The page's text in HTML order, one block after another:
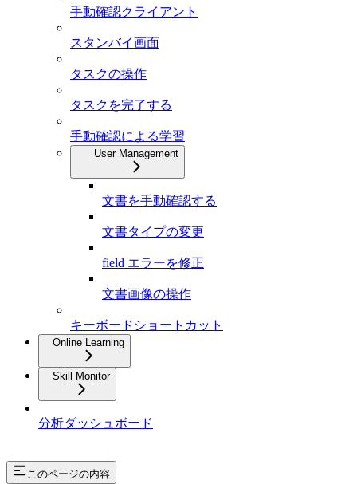
手動確認クライアント
スタンバイ画面
タスクの操作
タスクを完了する
手動確認による学習
User Management
文書を手動確認する
文書タイプの変更
field エラーを修正
文書画像の操作
キーボードショートカット
Online Learning
Skill Monitor
分析ダッシュボード
このページの内容